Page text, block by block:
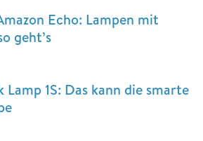
Echo: Lampen mit
geht’s
Lamp 1S: Das kann die smarte